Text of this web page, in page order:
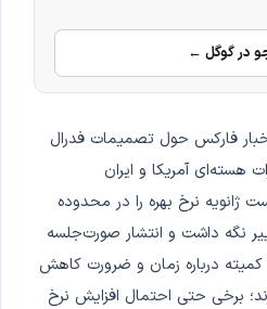
در گوگل ←
اصلی اخبار فارکس حول تصمیمات فدرال
هسته‌ای آمریکا و ایران
ژانویه نرخ بهره را در محدوده
تغییر نگه داشت و انتشار صورت‌جلسه
درباره زمان و ضرورت کاهش
برخی حتی احتمال افزایش نرخ